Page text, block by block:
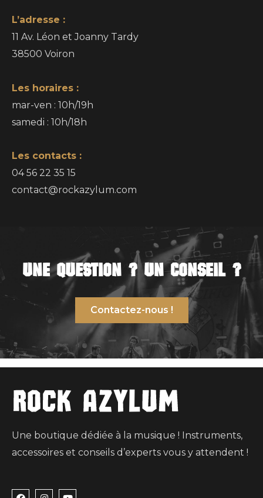
L’adresse :
11 Av. Léon et Joanny Tardy
38500 Voiron
Les horaires :
mar-ven : 10h/19h
samedi : 10h/18h
Les contacts :
04 56 22 35 15
contact@rockazylum.com
Une QUEStIon ? un conseIL ?
Contactez-nous !
Une boutique dédiée à la musique ! Instruments,
accessoires et conseils d’experts vous y attendent !